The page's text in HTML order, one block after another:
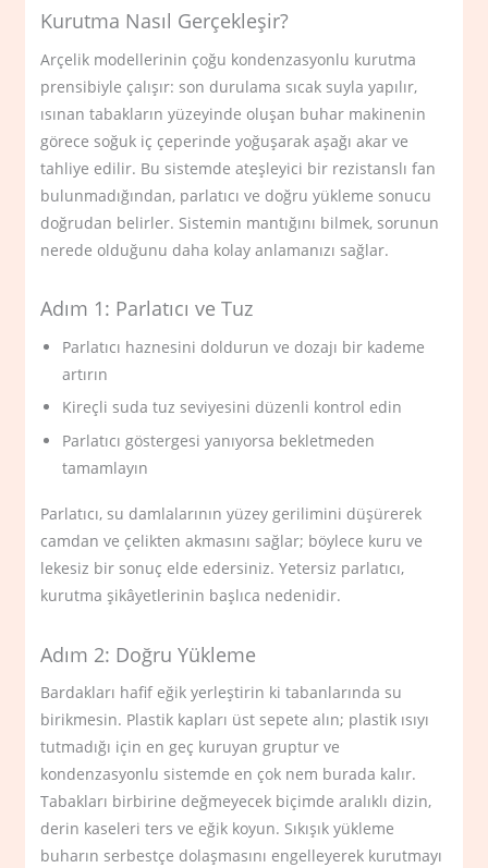
Kurutma Nasıl Gerçekleşir?
Arçelik modellerinin çoğu kondenzasyonlu kurutma
prensibiyle çalışır: son durulama sıcak suyla yapılır,
ısınan tabakların yüzeyinde oluşan buhar makinenin
görece soğuk iç çeperinde yoğuşarak aşağı akar ve
tahliye edilir. Bu sistemde ateşleyici bir rezistanslı fan
bulunmadığından, parlatıcı ve doğru yükleme sonucu
doğrudan belirler. Sistemin mantığını bilmek, sorunun
nerede olduğunu daha kolay anlamanızı sağlar.
Adım 1: Parlatıcı ve Tuz
Parlatıcı haznesini doldurun ve dozajı bir kademe
artırın
Kireçli suda tuz seviyesini düzenli kontrol edin
Parlatıcı göstergesi yanıyorsa bekletmeden
tamamlayın
Parlatıcı, su damlalarının yüzey gerilimini düşürerek
camdan ve çelikten akmasını sağlar; böylece kuru ve
lekesiz bir sonuç elde edersiniz. Yetersiz parlatıcı,
kurutma şikâyetlerinin başlıca nedenidir.
Adım 2: Doğru Yükleme
Bardakları hafif eğik yerleştirin ki tabanlarında su
birikmesin. Plastik kapları üst sepete alın; plastik ısıyı
tutmadığı için en geç kuruyan gruptur ve
kondenzasyonlu sistemde en çok nem burada kalır.
Tabakları birbirine değmeyecek biçimde aralıklı dizin,
derin kaseleri ters ve eğik koyun. Sıkışık yükleme
buharın serbestçe dolaşmasını engelleyerek kurutmayı